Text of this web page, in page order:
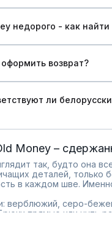
недорого - как найти
возврат?
ли
Money –
так, будто она
деталей, только
в каждом шве.
верблюжий, серо-
прямые или чуть
пуговицах. Ткани –